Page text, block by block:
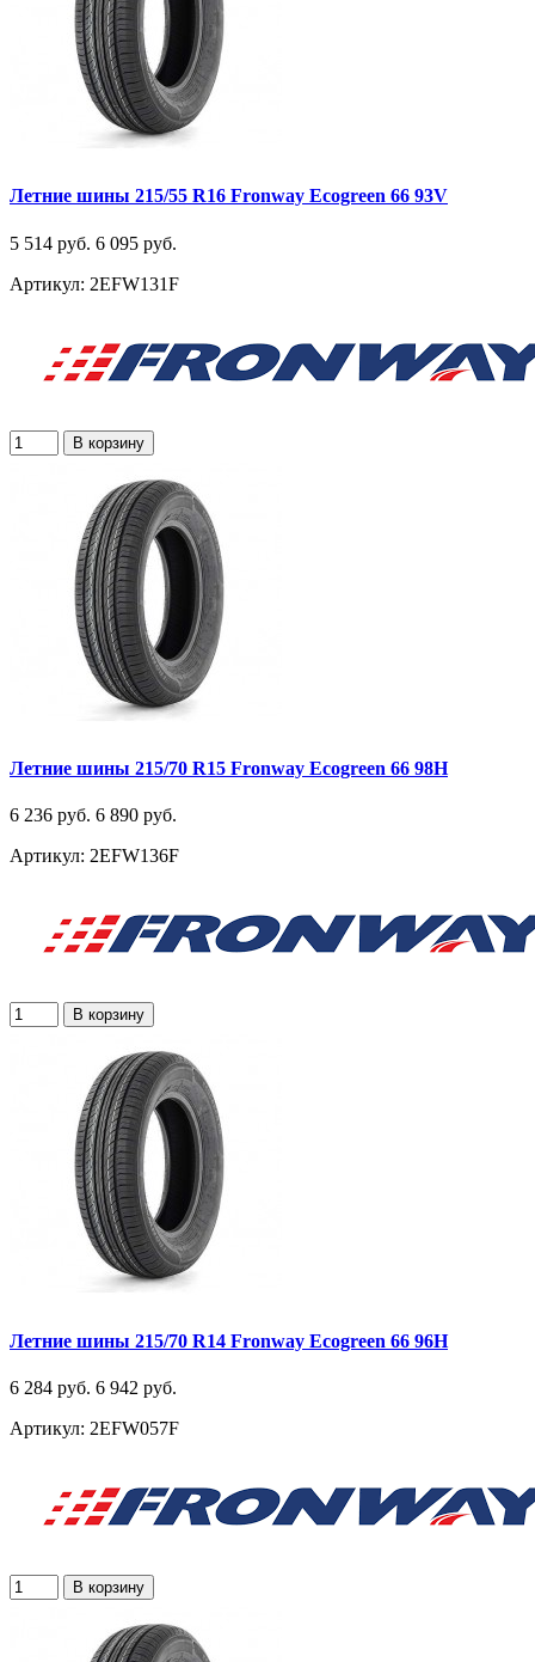
Летние шины 215/55 R16 Fronway Ecogreen 66 93V
5 514 руб. 6 095 руб.
Артикул: 2EFW131F
В корзину
Летние шины 215/70 R15 Fronway Ecogreen 66 98H
6 236 руб. 6 890 руб.
Артикул: 2EFW136F
В корзину
Летние шины 215/70 R14 Fronway Ecogreen 66 96H
6 284 руб. 6 942 руб.
Артикул: 2EFW057F
В корзину